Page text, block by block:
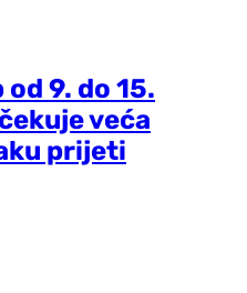
9. do 15.
veća
prijeti